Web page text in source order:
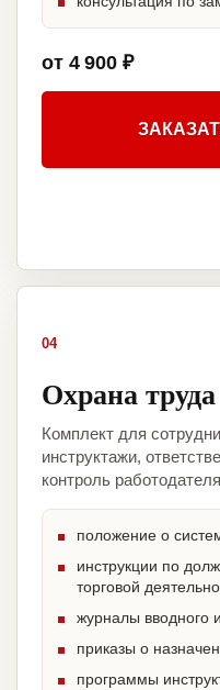
от 4 900 ₽
04
Охрана труда
Комплект для
инструктажи,
контроль
положение о
инструкции по
торговой
журналы вводного
приказы о
программы